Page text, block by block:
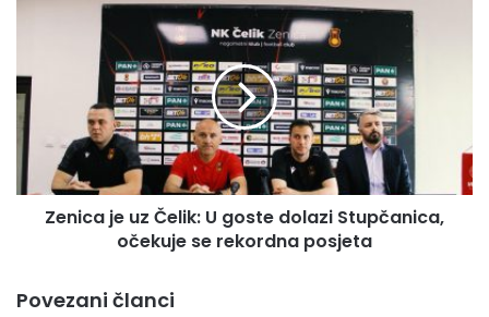
k
o
t
v
T
i
c
a
e
u
i
Zenica je uz Čelik: U goste dolazi Stupčanica,
očekuje se rekordna posjeta
Povezani članci